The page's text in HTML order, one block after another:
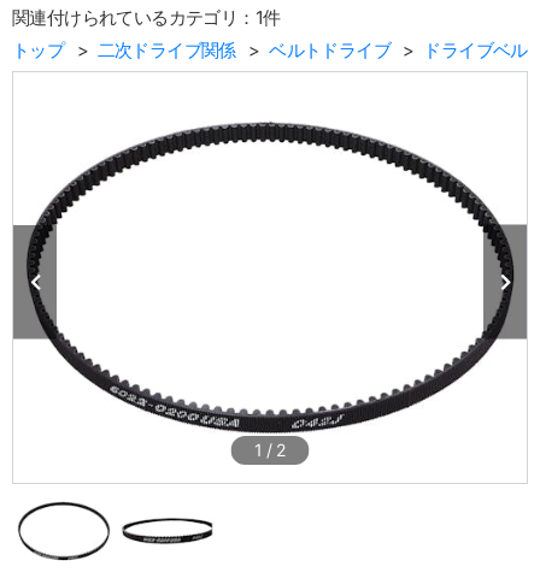
関連付けられているカテゴリ：1件
トップ
二次ドライブ関係 ベルトドライブ ドライブベル
1 / 2